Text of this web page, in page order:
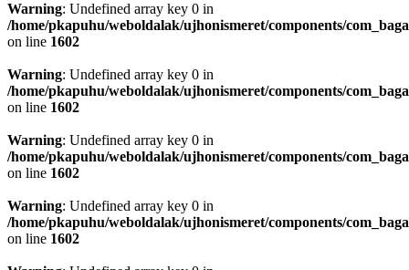
Warning: Undefined array key 0 in
/home/pkapuhu/weboldalak/ujhonismeret/components/
on line 1602
Warning: Undefined array key 0 in
/home/pkapuhu/weboldalak/ujhonismeret/components/
on line 1602
Warning: Undefined array key 0 in
/home/pkapuhu/weboldalak/ujhonismeret/components/
on line 1602
Warning: Undefined array key 0 in
/home/pkapuhu/weboldalak/ujhonismeret/components/
on line 1602